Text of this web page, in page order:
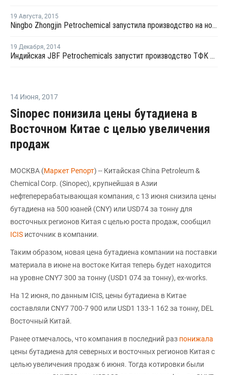
19 Августа, 2015
Ningbo Zhongjin Petrochemical запустила производство на новом заводе параксилола в Китае
19 Декабря, 2014
Индийская JBF Petrochemicals запустит производство ТФК в четвертом квартале 2015 года
14 Июня, 2017
Sinopec понизила цены бутадиена в
Восточном Китае с целью увеличения
продаж
МОСКВА (Маркет Репорт) -- Китайская China Petroleum &
Chemical Corp. (Sinopec), крупнейшая в Азии
нефтеперерабатывающая компания, с 13 июня снизила цены
бутадиена на 500 юаней (CNY) или USD74 за тонну для
восточных регионов Китая с целью роста продаж, сообщил
ICIS источник в компании.
Таким образом, новая цена бутадиена компании на поставки
материала в июне на востоке Китая теперь будет находится
на уровне CNY7 300 за тонну (USD1 074 за тонну), ex-works.
На 12 июня, по данным ICIS, цены бутадиена в Китае
составляли CNY7 700-7 900 или USD1 133-1 162 за тонну, DEL
Восточный Китай.
Ранее отмечалось, что компания в последний раз понижала
цены бутадиена для северных и восточных регионов Китая с
целью увеличения продаж 6 июня. Тогда котировки были